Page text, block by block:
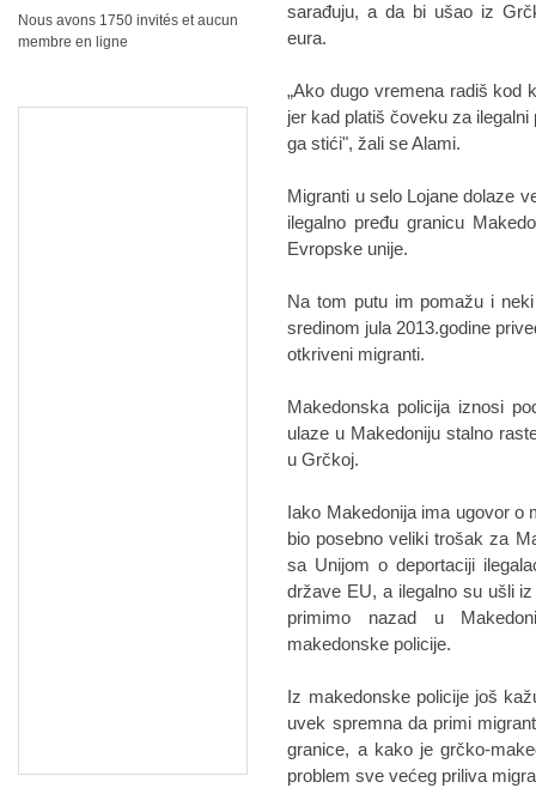
sarađuju, a da bi ušao iz
eura.
„Ako dugo vremena radiš kod
jer kad platiš čoveku za
ga stići", žali se Alami.
Migranti u selo Lojane dolaze
ilegalno pređu granicu
Evropske unije.
Na tom putu im pomažu i
sredinom jula 2013.godine
otkriveni migranti.
Makedonska policija iznosi
ulaze u Makedoniju stalno
u Grčkoj.
Iako Makedonija ima ugovor o
bio posebno veliki trošak za
sa Unijom o deportaciji
države EU, a ilegalno su ušli
primimo nazad u
makedonske policije.
Iz makedonske policije još
uvek spremna da primi
granice, a kako je grčko-
problem sve većeg priliva
Nous avons 1750 invités et aucun
membre en ligne